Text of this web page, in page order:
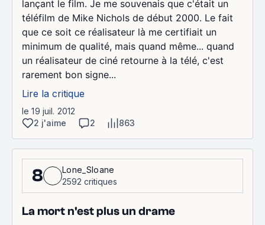
lançant le film. Je me souvenais que c'était un
téléfilm de Mike Nichols de début 2000. Le fait
que ce soit ce réalisateur là me certifiait un
minimum de qualité, mais quand même... quand
un réalisateur de ciné retourne à la télé, c'est
rarement bon signe...
Lire la critique
le 19 juil. 2012
2 j'aime
2 863
8
Lone_Sloane
2592 critiques
La mort n'est plus un drame